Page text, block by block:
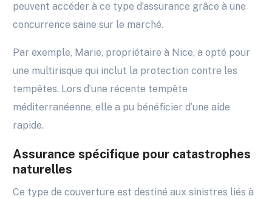
peuvent accéder à ce type d’assurance grâce à une
concurrence saine sur le marché.
Par exemple, Marie, propriétaire à Nice, a opté pour
une multirisque qui inclut la protection contre les
tempêtes. Lors d’une récente tempête
méditerranéenne, elle a pu bénéficier d’une aide
rapide.
Assurance spécifique pour catastrophes
naturelles
Ce type de couverture est destiné aux sinistres liés à